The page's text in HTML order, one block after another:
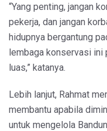
“Yang penting, jangan
pekerja, dan jangan
hidupnya bergantung
lembaga konservasi ini
luas,” katanya.
Lebih lanjut, Rahmat
membantu apabila
untuk mengelola